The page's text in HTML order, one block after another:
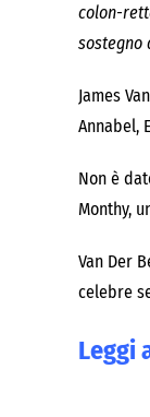
colon-
sostegno
James
Annabel,
Non è
Monthy,
Van Der
celebre
Leggi